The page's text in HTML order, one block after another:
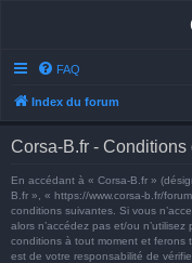
FAQ
Index du forum
Corsa-B.fr - Conditions
En accédant à « Corsa-B.fr »
B.fr », « https://www.corsa-b.fr/
conditions suivantes. Si vous
alors n’accédez pas et/ou
conditions à tout moment et ferons
est de votre responsabilité de